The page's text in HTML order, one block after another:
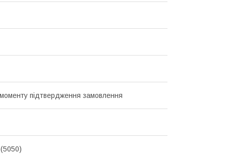
підтвердження замовлення